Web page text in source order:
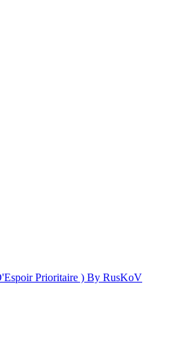
Prioritaire ) By RusKoV